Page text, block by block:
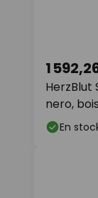
HerzBlut
nero,
1
En